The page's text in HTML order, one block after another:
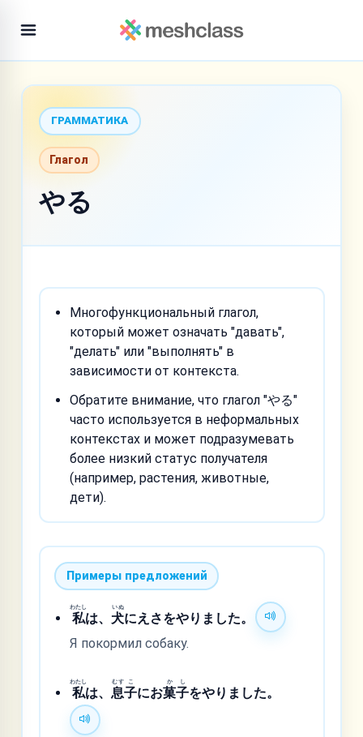
ГРАММАТИКА
Глагол
やる
Многофункциональный глагол,
который может означать "давать",
"делать" или "выполнять" в
зависимости от контекста.
Обратите внимание, что глагол "やる"
часто используется в неформальных
контекстах и может подразумевать
более низкий статус получателя
(например, растения, животные,
дети).
Примеры предложений
私
わたし
は、 犬
いぬ
にえさをやりました。
Я покормил собаку.
私
わたし
は、 息
むす
子
こ
にお菓
か
子
し
をやりました。